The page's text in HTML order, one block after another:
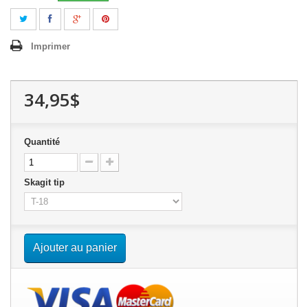
Imprimer
34,95$
Quantité
Skagit tip
Ajouter au panier